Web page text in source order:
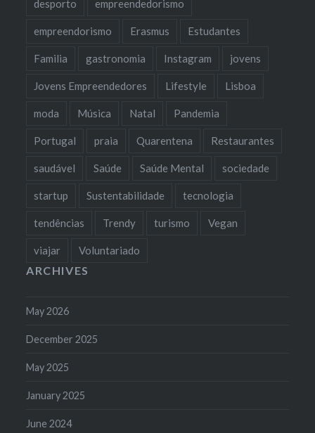
desporto empreendedorismo
empreendorismo Erasmus Estudantes
Familia gastronomia Instagram jovens
Jovens Empreendedores Lifestyle Lisboa
moda Música Natal Pandemia
Portugal praia Quarentena Restaurantes
saudável Saúde Saúde Mental sociedade
startup Sustentabilidade tecnologia
tendências Trendy turismo Vegan
viajar Voluntariado
ARCHIVES
May 2026
December 2025
May 2025
January 2025
June 2024